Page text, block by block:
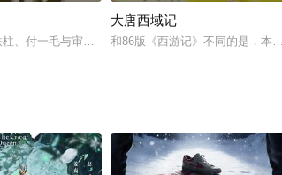
，设法搞到守卫天津的国民党军队作
、在烽火硝烟的战乱年代中的美丽演绎，展示了解放
、付一毛与审核员王尼玛逐梦演艺圈的爆笑故事。
大唐西域记
和86版《西游记》不同的是，本